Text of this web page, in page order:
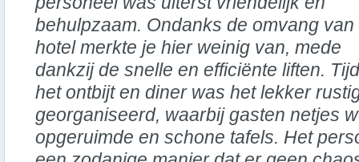
behulpzaam. Ondanks de omvang van
hotel merkte je hier weinig van, mede
dankzij de snelle en efficiënte liften.
het ontbijt en diner was het lekker
georganiseerd, waarbij gasten netjes
opgeruimde en schone tafels. Het